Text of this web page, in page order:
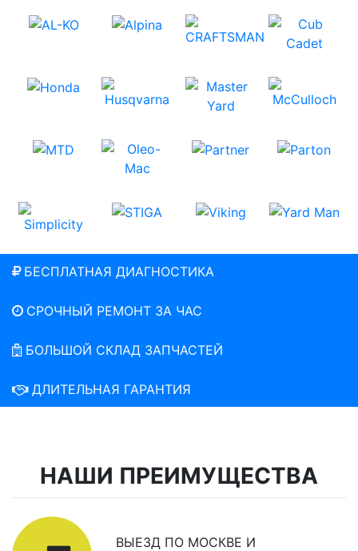
БЕСПЛАТНАЯ ДИАГНОСТИКА
СРОЧНЫЙ РЕМОНТ ЗА ЧАС
БОЛЬШОЙ СКЛАД ЗАПЧАСТЕЙ
ДЛИТЕЛЬНАЯ ГАРАНТИЯ
НАШИ ПРЕИМУЩЕСТВА
ВЫЕЗД ПО МОСКВЕ И